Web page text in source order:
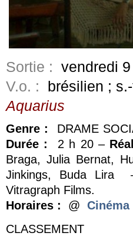
Sortie : vendredi
V.o. : brésilien ;
Aquarius
Genre : DRAME
Durée : 2 h 20 –
Braga, Julia Bernat,
Jinkings, Buda Lira
Vitragraph Films.
Horaires : @ Cinéma
CLASSEMENT